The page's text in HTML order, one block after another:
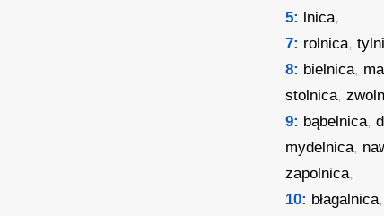
5: lnica,
7: rolnica,
8: bielnica,
stolnica,
9: bąbelnica,
mydelnica,
zapolnica,
10: błagalnica